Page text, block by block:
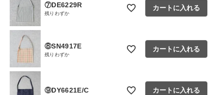
⑦DE6229R
残りわずか
カートに入れる
⑧SN4917E
残りわずか
カートに入れる
⑨DY6621E/C カートに入れる